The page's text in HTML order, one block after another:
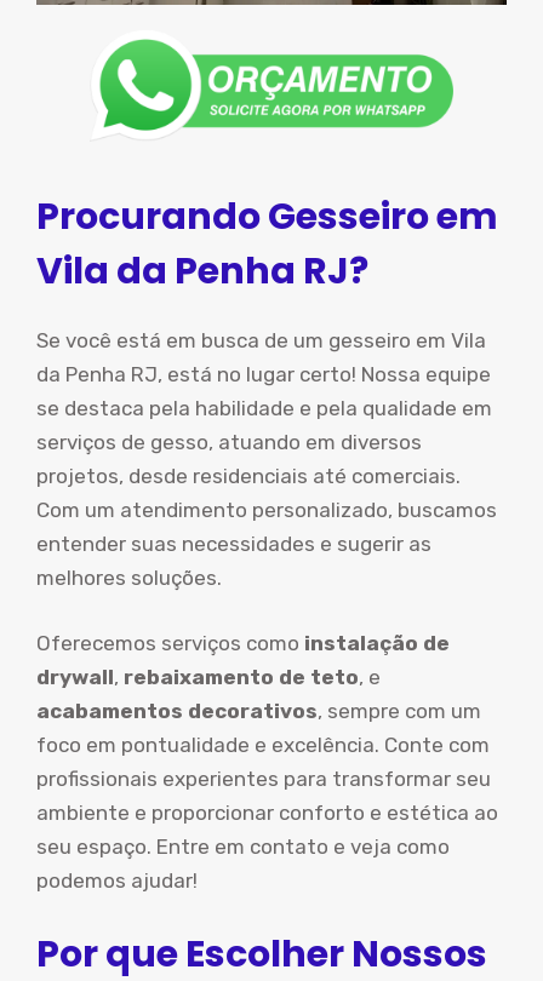
Procurando Gesseiro em
Vila da Penha RJ?
Se você está em busca de um gesseiro em Vila
da Penha RJ, está no lugar certo! Nossa equipe
se destaca pela habilidade e pela qualidade em
serviços de gesso, atuando em diversos
projetos, desde residenciais até comerciais.
Com um atendimento personalizado, buscamos
entender suas necessidades e sugerir as
melhores soluções.
Oferecemos serviços como instalação de
drywall, rebaixamento de teto, e
acabamentos decorativos, sempre com um
foco em pontualidade e excelência. Conte com
profissionais experientes para transformar seu
ambiente e proporcionar conforto e estética ao
seu espaço. Entre em contato e veja como
podemos ajudar!
Por que Escolher Nossos